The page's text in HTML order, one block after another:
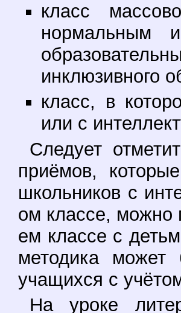
класс
нормальным
инклюзивного
класс, в
или с
Следует
приёмов,
школьников с
ом классе, можно
ем классе с
методика может
учащихся с
На уроке